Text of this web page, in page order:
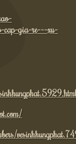
cap-gia-re---xu-